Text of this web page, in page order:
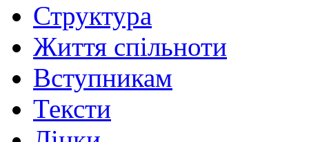
Структура
Життя спільноти
Вступникам
Тексти